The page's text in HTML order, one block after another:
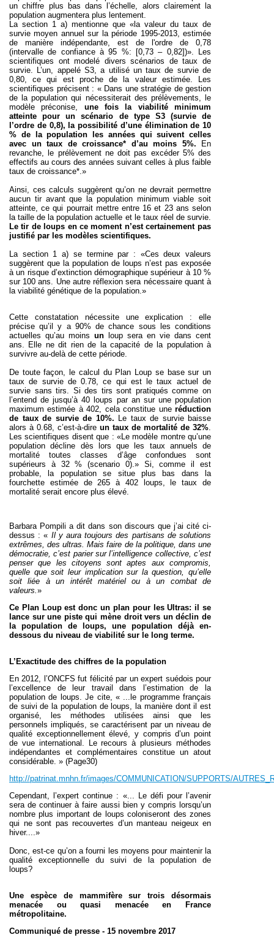
un chiffre plus bas dans l’échelle, alors clairement la
population augmentera plus lentement.
La section 1 a) mentionne que «la valeur du taux de
survie moyen annuel sur la période 1995-2013, estimée
de manière indépendante, est de l'ordre de 0,78
(intervalle de confiance à 95 %: [0,73 – 0,82])». Les
scientifiques ont modelé divers scénarios de taux de
survie. L’un, appelé S3, a utilisé un taux de survie de
0,80, ce qui est proche de la valeur estimée. Les
scientifiques précisent : « Dans une stratégie de gestion
de la population qui nécessiterait des prélèvements, le
modèle préconise, une fois la viabilité minimum
atteinte pour un scénario de type S3 (survie de
l’ordre de 0,8), la possibilité d’une élimination de 10
% de la population
les années qui suivent celles
avec un taux de croissance* d’au moins 5%. En
revanche, le prélèvement ne doit pas excéder 5% des
effectifs au cours des années suivant celles à plus faible
taux de croissance*.»
Ainsi, ces calculs suggèrent qu’on ne devrait permettre
aucun tir avant que la population minimum viable soit
atteinte, ce qui pourrait mettre entre 16 et 23 ans selon
la taille de la population actuelle et le taux réel de survie.
Le tir de loups en ce moment n’est certainement pas
justifié par les modèles scientifiques.
La section 1 a) se termine par : «Ces deux valeurs
suggèrent que la population de loups n’est pas exposée
à un risque d’extinction démographique supérieur à 10 %
sur 100 ans. Une autre réflexion sera nécessaire quant à
la viabilité génétique de la population.»
Cette constatation nécessite une explication : elle
précise qu’il y a 90% de chance sous les conditions
actuelles qu’au moins un loup sera en vie dans cent
ans. Elle ne dit rien de la capacité de la population à
survivre au-delà de cette période.
De toute façon, le calcul du Plan Loup se base sur un
taux de survie de 0.78, ce qui est le taux actuel de
survie sans tirs. Si des tirs sont pratiqués comme on
l’entend de jusqu’à 40 loups par an sur une population
maximum estimée à 402, cela constitue une réduction
de taux de survie de 10%. Le taux de survie baisse
alors à 0.68, c’est-à-dire un taux de mortalité de 32%.
Les scientifiques disent que : «Le modèle montre qu’une
population décline dès lors que les taux annuels de
mortalité toutes classes d’âge confondues sont
supérieurs à 32 % (scenario 0).» Si, comme il est
probable, la population se situe plus bas dans la
fourchette estimée de 265 à 402 loups, le taux de
mortalité serait encore plus élevé.
Barbara Pompili a dit dans son discours que j’ai cité ci-
dessus : « Il y aura toujours des partisans de solutions
extrêmes, des ultras. Mais faire de la politique, dans une
démocratie, c’est parier sur l’intelligence collective, c’est
penser que les citoyens sont aptes aux compromis,
quelle que soit leur implication sur la question, qu’elle
soit liée à un intérêt matériel ou à un combat de
valeurs.»
Ce Plan Loup est donc un plan pour les Ultras: il se
lance sur une piste qui mène droit vers un déclin de
la population de loups, une population déjà en-
dessous du niveau de viabilité sur le long terme.
L’Exactitude des chiffres de la population
En 2012, l’ONCFS fut félicité par un expert suédois pour
l’excellence de leur travail dans l’estimation de la
population de loups. Je cite, « ...le programme français
de suivi de la population de loups, la manière dont il est
organisé, les méthodes utilisées ainsi que les
personnels impliqués, se caractérisent par un niveau de
qualité exceptionnellement élevé, y compris d’un point
de vue international. Le recours à plusieurs méthodes
indépendantes et complémentaires constitue un atout
considérable. » (Page30)
http://patrinat.mnhn.fr/images/COMMUNICATION/SUPPORTS/
Cependant, l’expert continue : «... Le défi pour l’avenir
sera de continuer à faire aussi bien y compris lorsqu’un
nombre plus important de loups coloniseront des zones
qui ne sont pas recouvertes d’un manteau neigeux en
hiver....»
Donc, est-ce qu’on a fourni les moyens pour maintenir la
qualité exceptionnelle du suivi de la population de
loups?
Une espèce de mammifère sur trois désormais
menacée ou quasi menacée en France
métropolitaine.
Communiqué de presse - 15 novembre 2017